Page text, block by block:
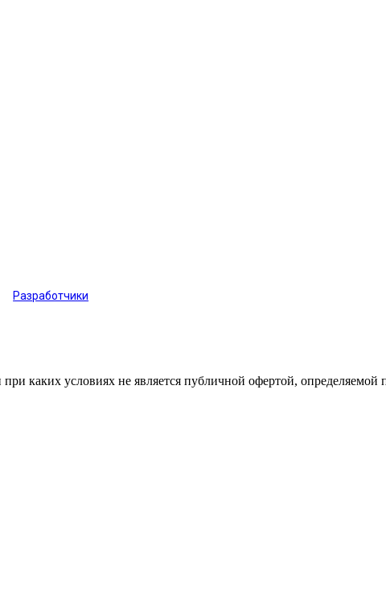
Разработчики
каких условиях не является публичной офертой,